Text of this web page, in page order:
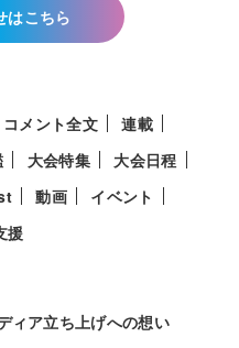
はこちら
コメント全文
連載
大会特集
大会日程
動画
イベント
援
ィア立ち上げへの想い